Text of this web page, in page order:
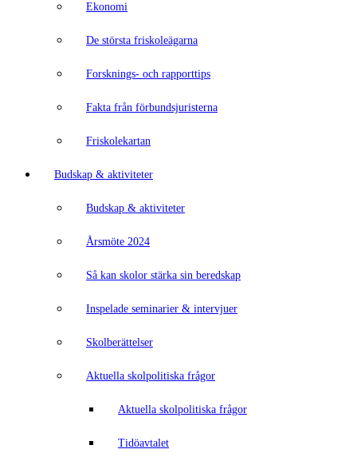
Ekonomi
De största friskoleägarna
Forsknings- och rapporttips
Fakta från förbundsjuristerna
Friskolekartan
Budskap & aktiviteter
Budskap & aktiviteter
Årsmöte 2024
Så kan skolor stärka sin beredskap
Inspelade seminarier & intervjuer
Skolberättelser
Aktuella skolpolitiska frågor
Aktuella skolpolitiska frågor
Tidöavtalet